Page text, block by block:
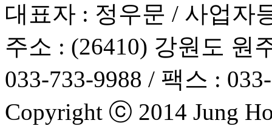
대표자 : 정우문 / 사업자
주소 : (26410) 강원도 원
033-733-9988 / 팩스 :
Copyright ⓒ 2014 Jung